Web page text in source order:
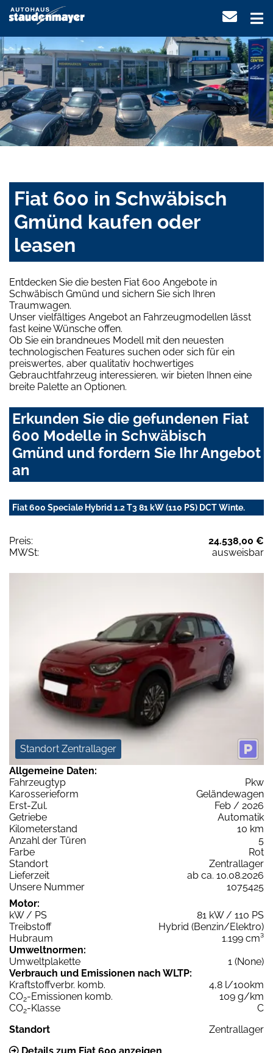
Fiat 600 in Schwäbisch
Gmünd kaufen oder
leasen
Entdecken Sie die besten Fiat 600 Angebote in
Schwäbisch Gmünd und sichern Sie sich Ihren
Traumwagen.
Unser vielfältiges Angebot an Fahrzeugmodellen lässt
fast keine Wünsche offen.
Ob Sie ein brandneues Modell mit den neuesten
technologischen Features suchen oder sich für ein
preiswertes, aber qualitativ hochwertiges
Gebrauchtfahrzeug interessieren, wir bieten Ihnen eine
breite Palette an Optionen.
Erkunden Sie die gefundenen Fiat
600 Modelle in Schwäbisch
Gmünd und fordern Sie Ihr Angebot
an
Fiat 600 Speciale Hybrid 1.2 T3 81 kW (110 PS) DCT Winte.
Preis:
24.538,00 €
MWSt:
ausweisbar
Standort Zentrallager
Allgemeine Daten:
Fahrzeugtyp
Pkw
Karosserieform
Geländewagen
Erst-Zul.
Feb / 2026
Getriebe
Automatik
Kilometerstand
10 km
Anzahl der Türen
5
Farbe
Rot
Standort
Zentrallager
Lieferzeit
ab ca. 10.08.2026
Unsere Nummer
1075425
Motor:
kW / PS
81 kW / 110 PS
Treibstoff
Hybrid (Benzin/Elektro)
Hubraum
1.199 cm³
Umweltnormen:
Umweltplakette
1 (None)
Verbrauch und Emissionen nach WLTP:
Kraftstoffverbr. komb.
4,8 l/100km
CO2-Emissionen komb.
109 g/km
CO2-Klasse
C
Standort
Zentrallager
Details zum Fiat 600 anzeigen